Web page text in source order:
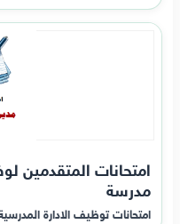
امتحانات المتقدمين
مدرسة
امتحانات توظيف الادارة